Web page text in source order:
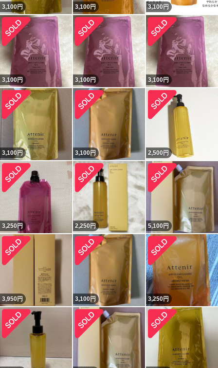
3,100円 3,100円 3,100 円
3,100円 3,100円 3,100円
3,100円 3,100円 2,500 円
3,250円 2,250円 5,100円
3,950円 3,100円 3,250円